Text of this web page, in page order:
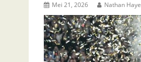
Mei 21, 2026 Nathan Haye